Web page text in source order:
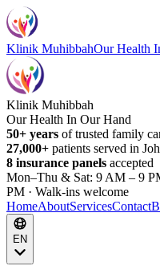
Klinik MuhibbahOur Health
Klinik Muhibbah
Our Health In Our Hand
50+ years of trusted family
27,000+ patients served in
8 insurance panels accepted
Mon–Thu & Sat: 9 AM – 9
PM · Walk-ins welcome
HomeAboutServicesContact
EN